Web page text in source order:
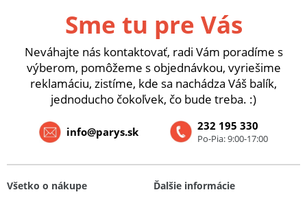
Sme tu pre Vás
Neváhajte nás kontaktovať, radi Vám poradíme s
výberom, pomôžeme s objednávkou, vyriešime
reklamáciu, zistíme, kde sa nachádza Váš balík,
jednoducho čokoľvek, čo bude treba. :)
232 195 330
Po-Pia: 9:00-17:00
info@parys.sk
Všetko o nákupe
Ďalšie informácie